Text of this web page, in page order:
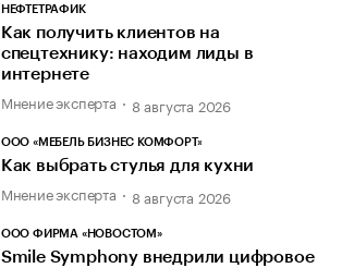
НЕФТЕТРАФИК
Как получить клиентов на
спецтехнику: находим лиды в
интернете
Мнение эксперта 8 августа 2026
ООО «МЕБЕЛЬ БИЗНЕС КОМФОРТ»
Как выбрать стулья для кухни
Мнение эксперта 8 августа 2026
ООО ФИРМА «НОВОСТОМ»
Smile Symphony внедрили цифровое